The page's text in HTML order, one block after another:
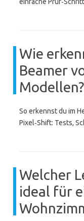
Wie
Beamer
Modellen?
So erkennst du im
Pixel‑Shift: Tests,
Welcher
ideal für